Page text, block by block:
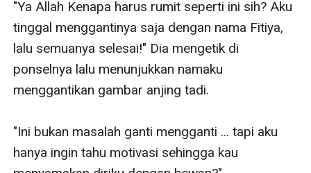
"Ya Allah Kenapa harus rumit seperti ini sih? Aku
tinggal menggantinya saja dengan nama Fitiya,
lalu semuanya selesai!" Dia mengetik di
ponselnya lalu menunjukkan namaku
menggantikan gambar anjing tadi.
"Ini bukan masalah ganti mengganti ... tapi aku
hanya ingin tahu motivasi sehingga kau